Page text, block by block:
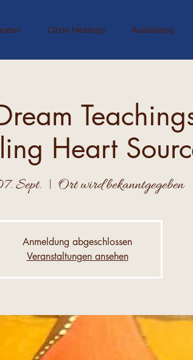
Circle Healings Ausbildung
Heart
Sept.
  |
Ort wird bekanntgegeben
Anmeldung abgeschlossen
Veranstaltungen ansehen